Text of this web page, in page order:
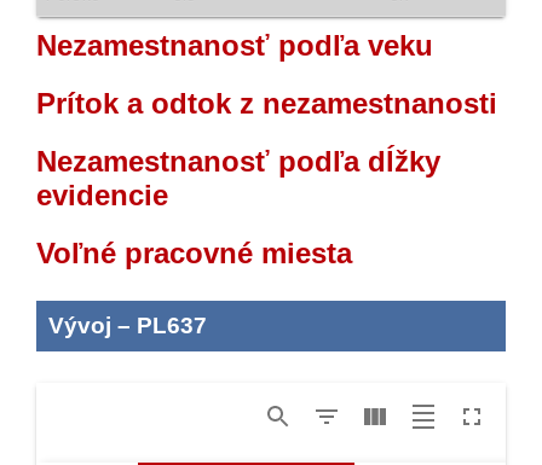
Nezamestnanosť podľa veku
Prítok a odtok z nezamestnanosti
Nezamestnanosť podľa dĺžky
evidencie
Voľné pracovné miesta
Vývoj – PL637